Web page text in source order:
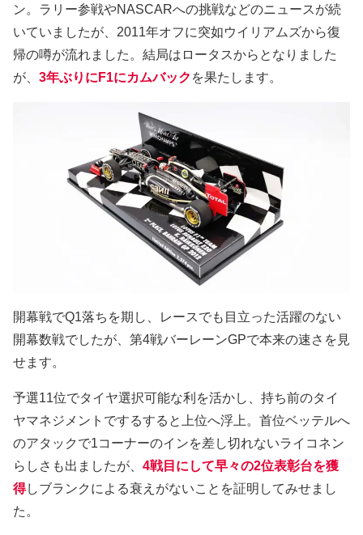
ン。ラリー参戦やNASCARへの挑戦などのニュースが続
いていましたが、2011年オフに突如ウイリアムズから復
帰の噂が流れました。結局はロータスからとなりました
が、 3年ぶりにF1にカムバック を果たします。
開幕戦でQ1落ちを期し、レースでも目立った活躍のない
開幕数戦でしたが、第4戦バーレーンGPで本来の速さを見
せます。
予選11位でタイヤ選択可能な利を活かし、持ち前のタイ
ヤマネジメントでするすると上位へ浮上。首位ベッテルへ
のアタックで1コーナーのインを差し切れないライコネン
らしさも出ましたが、 4戦目にして早々の2位表彰台を獲
得しブランクによる衰えがないことを証明してみせまし
た。